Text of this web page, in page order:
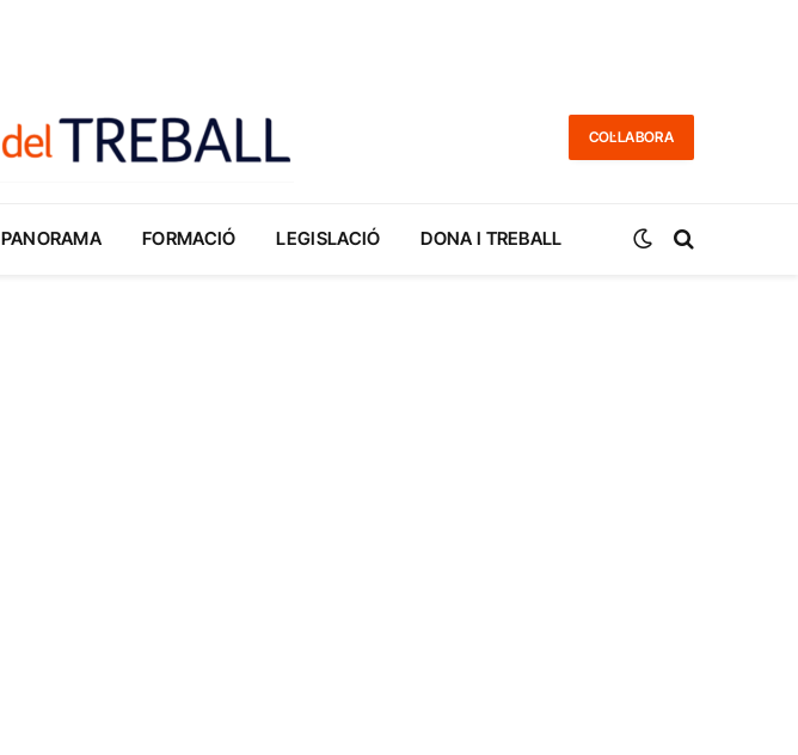
COL·LABORA
PANORAMA FORMACIÓ LEGISLACIÓ DONA I TREBALL